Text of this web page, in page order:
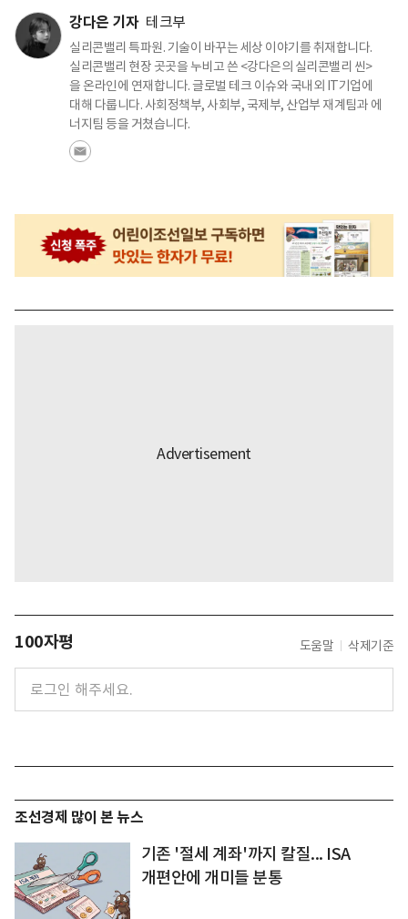
강다은 기자 테크부
실리콘밸리 특파원. 기술이 바꾸는 세상 이야기를 취재합니다.
실리콘밸리 현장 곳곳을 누비고 쓴 <강다은의 실리콘밸리 씬>
을 온라인에 연재합니다. 글로벌 테크 이슈와 국내외 IT기업에
대해 다룹니다. 사회정책부, 사회부, 국제부, 산업부 재계팀과 에
너지팀 등을 거쳤습니다.
100자평 도움말 삭제기준
조선경제 많이 본 뉴스
기존 '절세 계좌'까지 칼질... ISA
개편안에 개미들 분통